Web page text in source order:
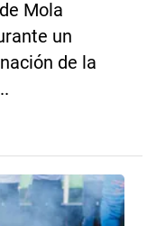
Mola
un
de la